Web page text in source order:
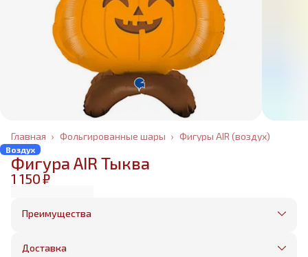
Фигуры AIR (воздух)
Фольгированные шары ›
Главная ›
Воздух
Фигура AIR Тыква
1 150 ₽
Преимущества
Оплата частями в Сплит
Бесплатная доставка в пределах КАД
Доставка